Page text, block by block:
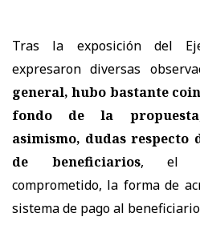
Tras la exposición del
expresaron diversas
general, hubo bastante
fondo de la
asimismo, dudas respecto
de beneficiarios, el
comprometido, la forma de
sistema de pago al